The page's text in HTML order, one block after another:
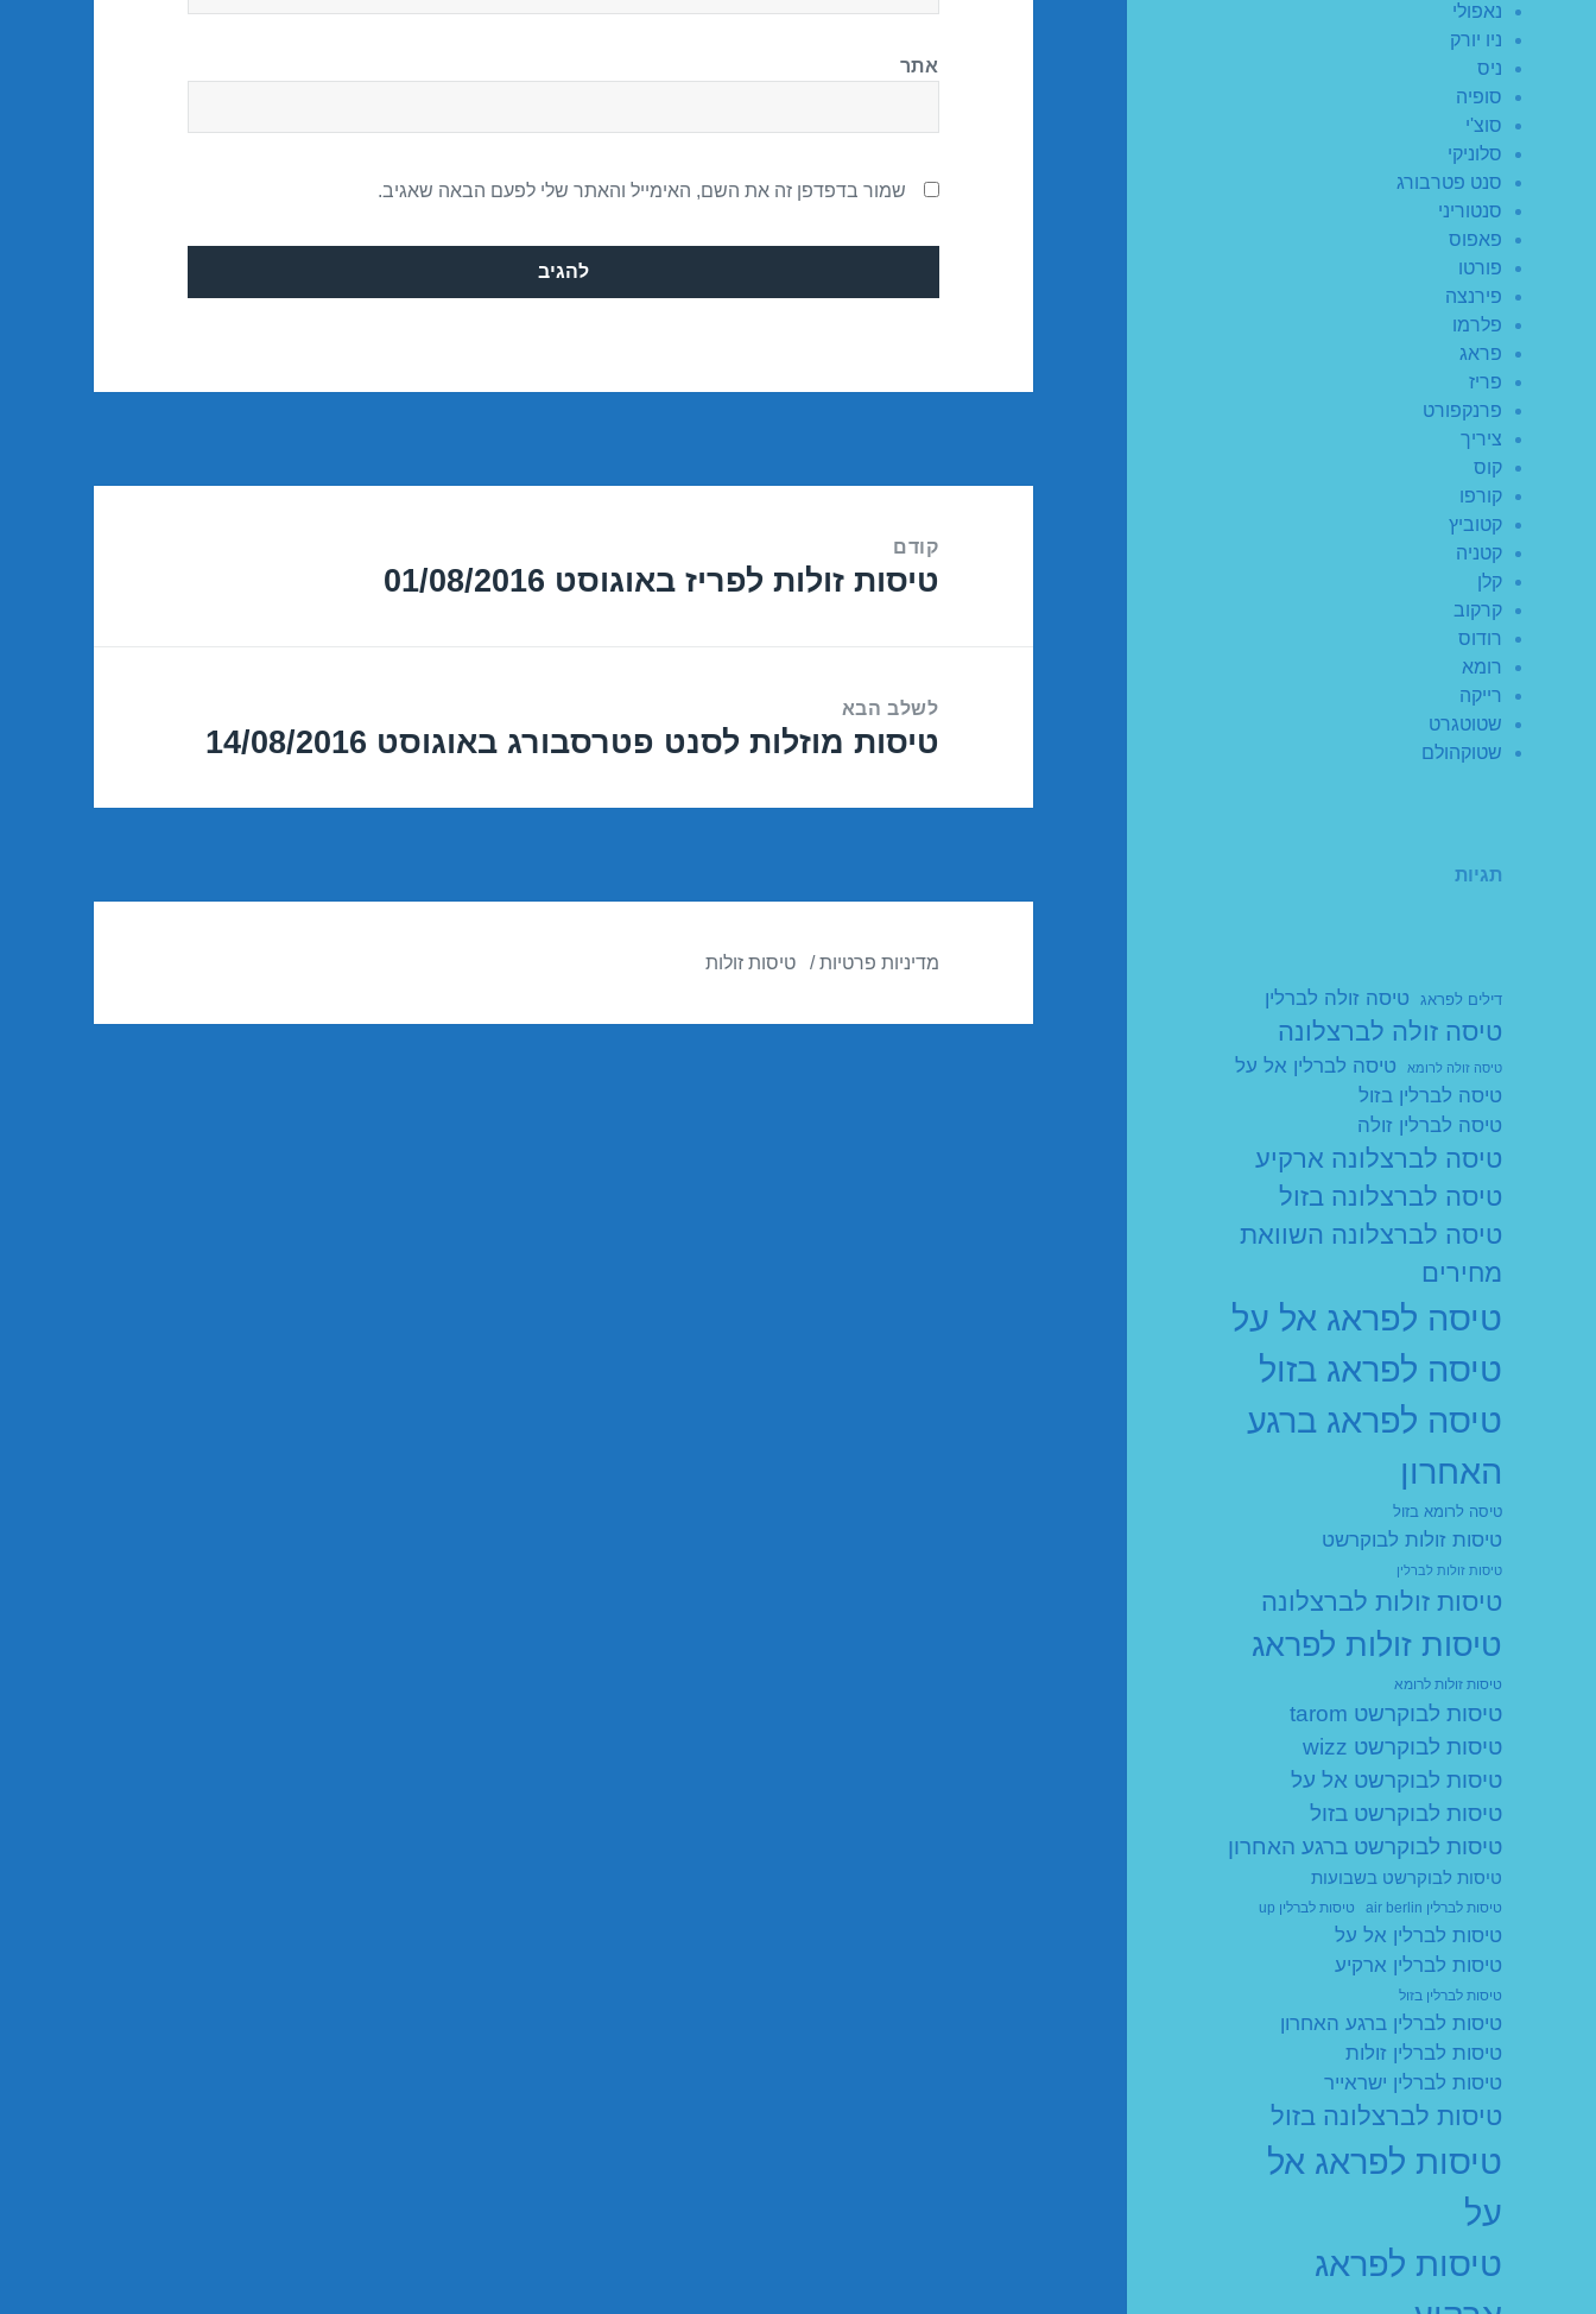
נאפולי
ניו יורק
ניס
סופיה
סוצ'י
סלוניקי
סנט פטרבורג
סנטוריני
פאפוס
פורטו
פירנצה
פלרמו
פראג
פריז
פרנקפורט
ציריך
קוס
קורפו
קטוביץ
קטניה
קלן
קרקוב
רודוס
רומא
רייקה
שטוטגרט
שטוקהולם
תגיות
דילים לפראג טיסה זולה לברלין
טיסה זולה לברצלונה
טיסה זולה לרומא
טיסה לברלין אל על
טיסה לברלין בזול
טיסה לברלין זולה
טיסה לברצלונה ארקיע
טיסה לברצלונה בזול
טיסה לברצלונה השוואת
מחירים
טיסה לפראג אל על
טיסה לפראג בזול
טיסה לפראג ברגע
האחרון
טיסה לרומא בזול
טיסות זולות לבוקרשט
טיסות זולות לברלין
טיסות זולות לברצלונה
טיסות זולות לפראג
טיסות זולות לרומא
טיסות לבוקרשט tarom
טיסות לבוקרשט wizz
טיסות לבוקרשט אל על
טיסות לבוקרשט בזול
טיסות לבוקרשט ברגע האחרון
טיסות לבוקרשט בשבועות
טיסות לברלין air berlin טיסות לברלין up
טיסות לברלין אל על
טיסות לברלין ארקיע
טיסות לברלין בזול
טיסות לברלין ברגע האחרון
טיסות לברלין זולות
טיסות לברלין ישראייר
טיסות לברצלונה בזול
טיסות לפראג אל
על
טיסות לפראג
אתר
שמור בדפדפן זה את השם, האימייל והאתר שלי לפעם הבאה שאגיב.
קודם
הפוסט
טיסות זולות לפריז באוגוסט 01/08/2016
לשלב הבא
הפוסט
טיסות מוזלות לסנט פטרסבורג באוגוסט 14/08/2016
מדיניות פרטיות טיסות זולות